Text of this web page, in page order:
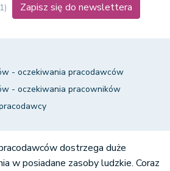
Zapisz się do newslettera
- oczekiwania pracodawców
- oczekiwania pracowników
dostrzega duże
w posiadane zasoby ludzkie. Coraz